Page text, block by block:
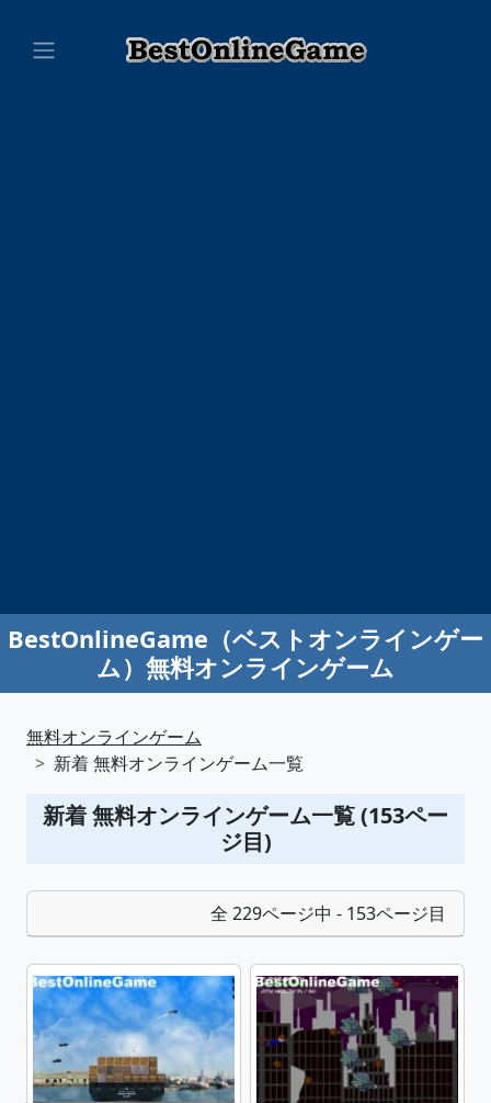
BestOnlineGame（ベストオンラインゲー
ム）無料オンラインゲーム
無料オンラインゲーム
新着 無料オンラインゲーム一覧
新着 無料オンラインゲーム一覧 (153ペー
ジ目)
全 229ページ中 - 153ページ目